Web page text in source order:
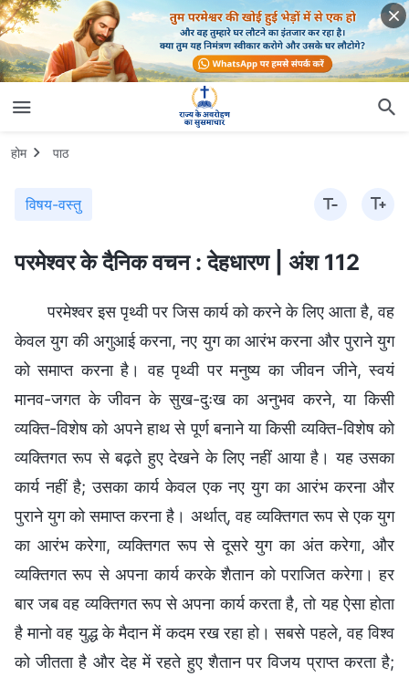
होम पाठ
विषय-वस्तु
परमेश्वर के दैनिक वचन : देहधारण | अंश 112
परमेश्वर इस पृथ्वी पर जिस कार्य को करने के लिए आता है, वह
केवल युग की अगुआई करना, नए युग का आरंभ करना और पुराने युग
को समाप्त करना है। वह पृथ्वी पर मनुष्य का जीवन जीने, स्वयं
मानव-जगत के जीवन के सुख-दुःख का अनुभव करने, या किसी
व्यक्ति-विशेष को अपने हाथ से पूर्ण बनाने या किसी व्यक्ति-विशेष को
व्यक्तिगत रूप से बढ़ते हुए देखने के लिए नहीं आया है। यह उसका
कार्य नहीं है; उसका कार्य केवल एक नए युग का आरंभ करना और
पुराने युग को समाप्त करना है। अर्थात्, वह व्यक्तिगत रूप से एक युग
का आरंभ करेगा, व्यक्तिगत रूप से दूसरे युग का अंत करेगा, और
व्यक्तिगत रूप से अपना कार्य करके शैतान को पराजित करेगा। हर
बार जब वह व्यक्तिगत रूप से अपना कार्य करता है, तो यह ऐसा होता
है मानो वह युद्ध के मैदान में कदम रख रहा हो। सबसे पहले, वह विश्व
को जीतता है और देह में रहते हुए शैतान पर विजय प्राप्त करता है;